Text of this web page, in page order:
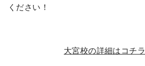
ください！
大宮校の詳細はコチラ